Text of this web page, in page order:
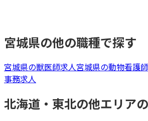
宮城県の他の職種で探す
宮城県の獣医師求人宮城県の動物看護師
事務求人
北海道・東北の他エリアの